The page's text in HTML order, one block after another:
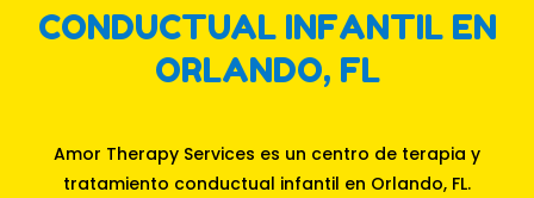
CONDUCTUAL INFANTIL EN
ORLANDO, FL
Amor Therapy Services es un centro de terapia y
tratamiento conductual infantil en Orlando, FL.